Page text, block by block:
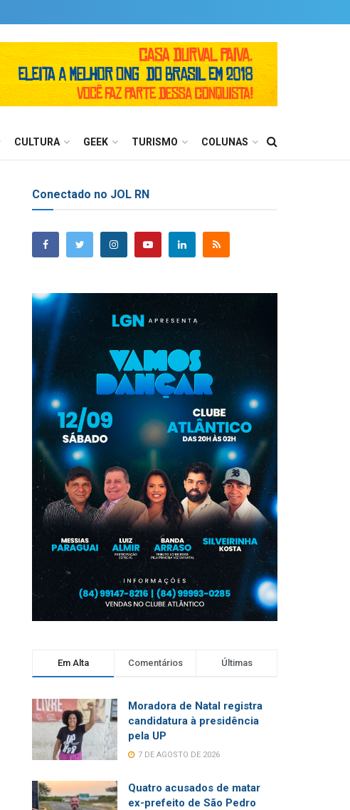
CULTURA GEEK TURISMO COLUNAS
Conectado no JOL RN
Em Alta Comentários Últimas
Moradora de Natal registra
candidatura à presidência
pela UP
7 DE AGOSTO DE 2026
Quatro acusados de matar
ex-prefeito de São Pedro